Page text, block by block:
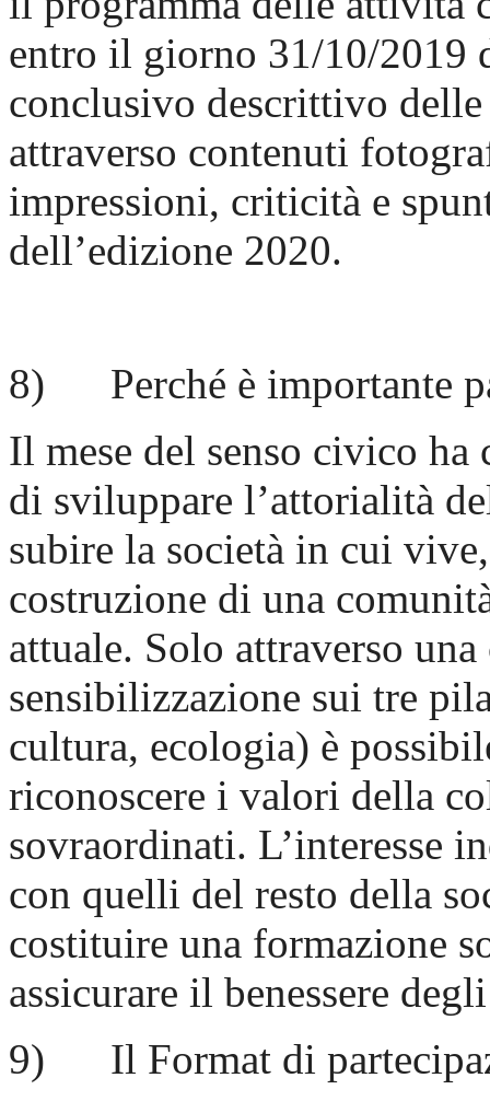
entro il giorno 31/10/2019
conclusivo descrittivo
attraverso contenuti
impressioni, criticità e
dell’edizione 2020.
8) Perché è importante
Il mese del senso civico
di sviluppare l’attorialità
subire la società in cui
costruzione di una
attuale. Solo attraverso
sensibilizzazione sui tre
cultura, ecologia) è
riconoscere i valori della
sovraordinati. L’interesse
con quelli del resto della
costituire una formazione
assicurare il benessere
9) Il Format di